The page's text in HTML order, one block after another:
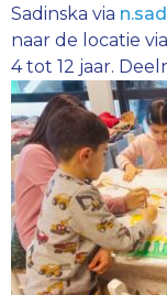
Sadinska via
naar de locatie
4 tot 12 jaar.